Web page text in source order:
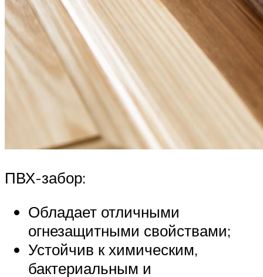
ПВХ-забор:
Обладает отличными
огнезащитными свойствами;
Устойчив к химическим,
бактериальным и